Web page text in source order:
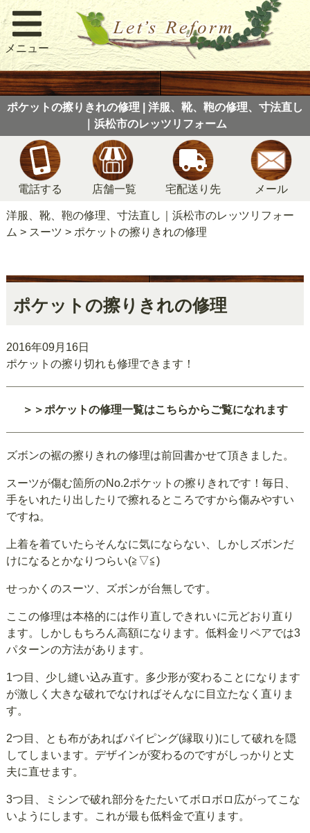
メニュー
ポケットの擦りきれの修理 | 洋服、靴、鞄の修理、寸法直し
｜浜松市のレッツリフォーム
電話する 店舗一覧 宅配送り先 メール
洋服、靴、鞄の修理、寸法直し｜浜松市のレッツリフォー
ム > スーツ > ポケットの擦りきれの修理
ポケットの擦りきれの修理
2016年09月16日
ポケットの擦り切れも修理できます！
＞＞ポケットの修理一覧はこちらからご覧になれます
ズボンの裾の擦りきれの修理は前回書かせて頂きました。
スーツが傷む箇所のNo.2ポケットの擦りきれです！毎日、
手をいれたり出したりで擦れるところですから傷みやすい
ですね。
上着を着ていたらそんなに気にならない、しかしズボンだ
けになるとかなりつらい(≧▽≦)
せっかくのスーツ、ズボンが台無しです。
ここの修理は本格的には作り直しできれいに元どおり直り
ます。しかしもちろん高額になります。低料金リペアでは3
パターンの方法があります。
1つ目、少し縫い込み直す。多少形が変わることになります
が激しく大きな破れでなければそんなに目立たなく直りま
す。
2つ目、とも布があればパイピング(縁取り)にして破れを隠
してしまいます。デザインが変わるのですがしっかりと丈
夫に直せます。
3つ目、ミシンで破れ部分をたたいてボロボロ広がってこな
いようにします。これが最も低料金で直ります。